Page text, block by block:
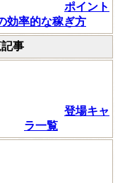
ポイント
効率的な稼ぎ方
事
登場キャ
ラ一覧